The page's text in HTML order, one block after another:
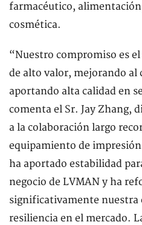
farmacéutico,
cosmética.
“Nuestro compromiso es
de alto valor, mejorando al
aportando alta calidad en
comenta el Sr. Jay Zhang,
a la colaboración largo
equipamiento de
ha aportado estabilidad
negocio de LVMAN y ha
significativamente
resiliencia en el mercado.